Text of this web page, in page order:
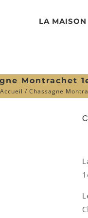
LA MAISON
Montrachet
Accueil Chassagne